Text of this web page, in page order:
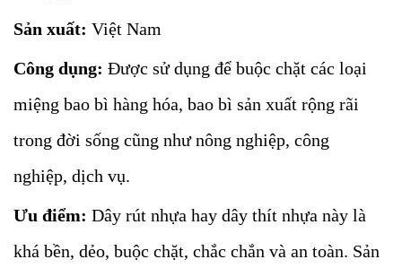
Sản xuất: Việt Nam
Công dụng: Được sử dụng để buộc chặt các loại
miệng bao bì hàng hóa, bao bì sản xuất rộng rãi
trong đời sống cũng như nông nghiệp, công
nghiệp, dịch vụ.
Ưu điểm: Dây rút nhựa hay dây thít nhựa này là
khá bền, dẻo, buộc chặt, chắc chắn và an toàn. Sản